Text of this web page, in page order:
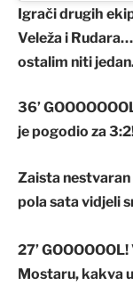
Igrači drugih
Veleža i
ostalim niti
36’
je pogodio za
Zaista nestvaran
pola sata vidjeli
27’ GOOOOOOL!
Mostaru, kakva